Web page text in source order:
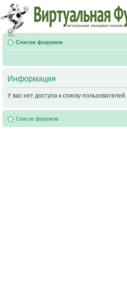
Список форумов
Информация
У вас нет доступа к списку пользователей.
Список форумов